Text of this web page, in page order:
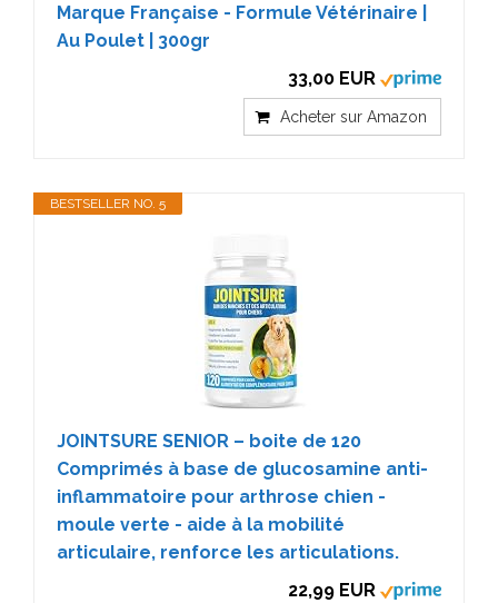
Marque Française - Formule Vétérinaire |
Au Poulet | 300gr
33,00 EUR
Acheter sur Amazon
BESTSELLER NO. 5
JOINTSURE SENIOR – boite de 120
Comprimés à base de glucosamine anti-
inflammatoire pour arthrose chien -
moule verte - aide à la mobilité
articulaire, renforce les articulations.
22,99 EUR